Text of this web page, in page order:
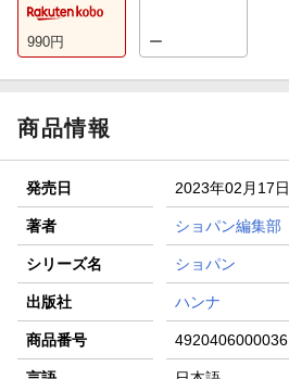
990円 ー
商品情報
発売日 2023年02月17日
著者 ショパン編集部
シリーズ名 ショパン
出版社 ハンナ
商品番号 4920406000036